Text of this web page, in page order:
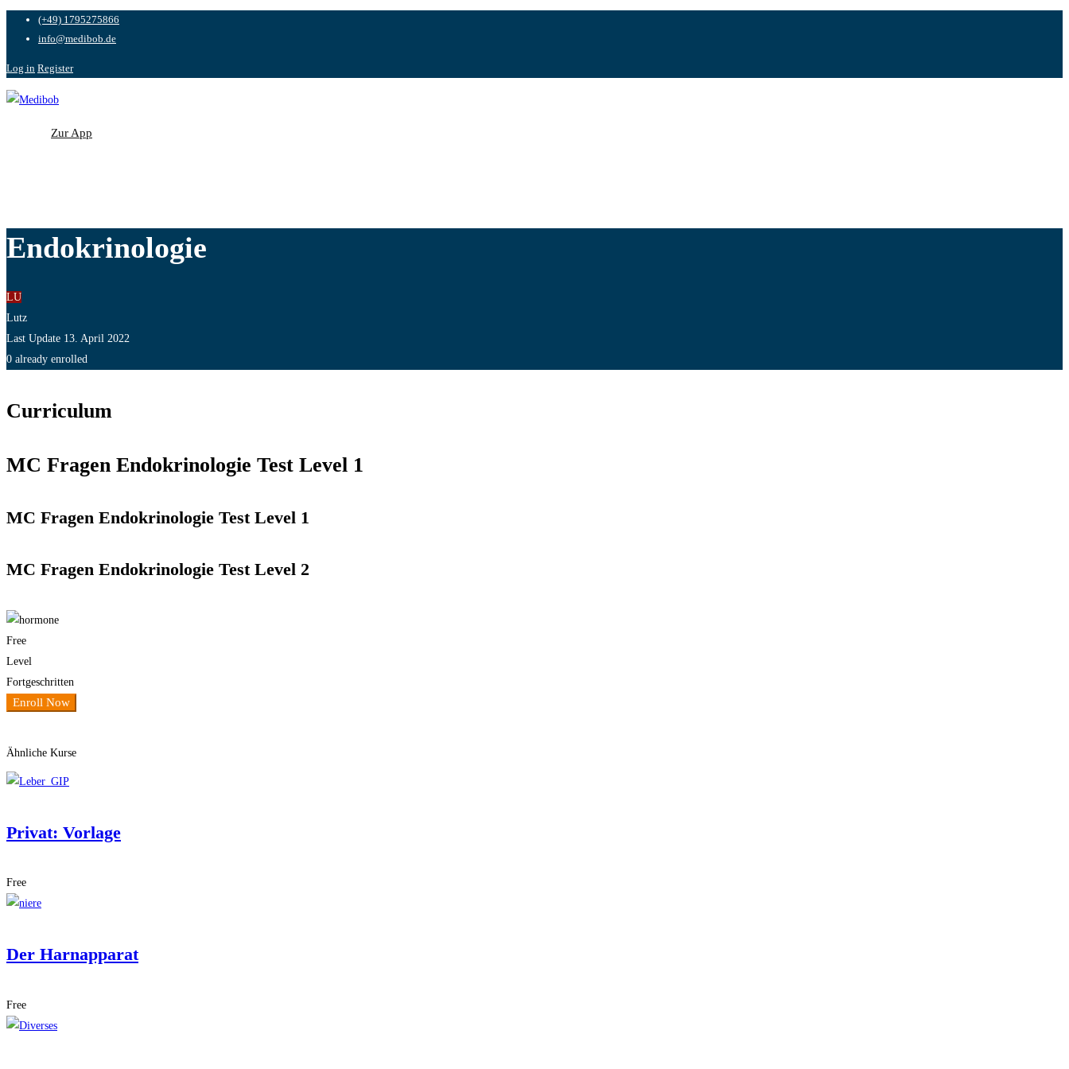
(+49) 1795275866
info@medibob.de
Log in Register
Zur App
Endokrinologie
LU
Lutz
Last Update 13. April 2022
0 already enrolled
Curriculum
MC Fragen Endokrinologie Test Level 1
MC Fragen Endokrinologie Test Level 1
MC Fragen Endokrinologie Test Level 2
Free
Level
Fortgeschritten
Enroll Now
Ähnliche Kurse
Privat: Vorlage
Free
Der Harnapparat
Free